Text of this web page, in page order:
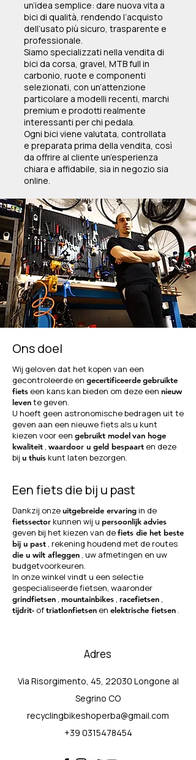
un’idea semplice: dare nuova vita a
bici di qualità, rendendo l’acquisto
dell’usato più sicuro, trasparente e
professionale.
Siamo specializzati nella vendita di
bici da corsa, gravel, MTB full in
carbonio, ruote e componenti
selezionati, con un’attenzione
particolare a modelli recenti, marchi
premium e prodotti realmente
interessanti per chi pedala.
Ogni bici viene valutata, controllata
e preparata prima della vendita, così
da offrire al cliente un’esperienza
chiara e affidabile, sia in negozio sia
online.
Ons doel
Wij geloven dat het kopen van een
gecontroleerde en gecertificeerdegebruikte
fiets een kans kan bieden om deze een nieuw
levente geven.
U hoeft geen astronomische bedragen uit te
geven aan een nieuwe fiets als u kunt
kiezen voor een gebruikt modelvan hoge
kwaliteit , waardoor u geld bespaart en deze
bij u thuiskunt laten bezorgen.
Een fiets die bij u past
Dankzij onzeuitgebreide ervaringin de
fietssectorkunnen wij u persoonlijkadvies
geven bij het kiezen van defiets die het beste
bij u past , rekening houdend met de routes
die u wilt afleggen , uw afmetingen en uw
budgetvoorkeuren.
In onze winkel vindt u een selectie
gespecialiseerde fietsen, waaronder
grindfietsen , mountainbikes , racefietsen ,
tijdrit- oftriatlonfietsen en elektrische fietsen .
Adres
Via Risorgimento, 45, 22030 Longone al
Segrino CO
recyclingbikeshoperba@gmail.com
+39 0315478454